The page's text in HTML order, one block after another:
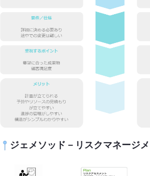
ジェメソッド－リスクマネージ